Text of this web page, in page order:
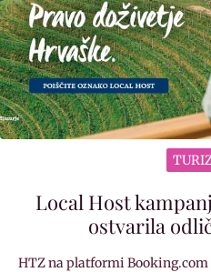
Local Host
ostvarila
HTZ na platformi